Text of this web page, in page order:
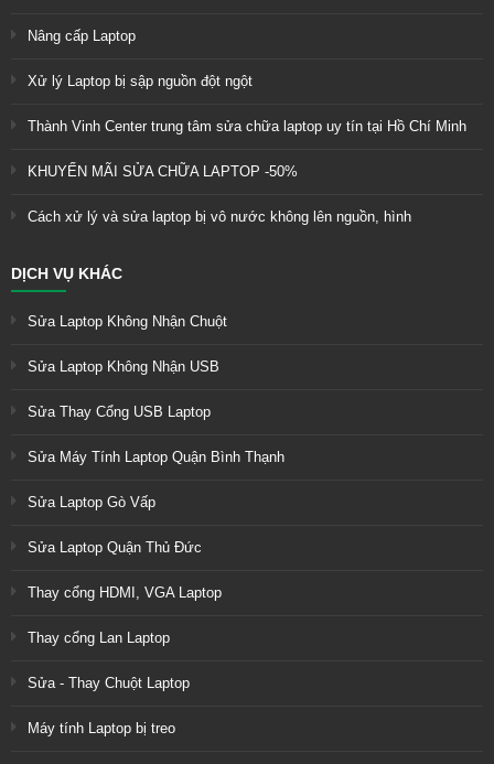
Nâng cấp Laptop
Xử lý Laptop bị sập nguồn đột ngột
Thành Vinh Center trung tâm sửa chữa laptop uy tín tại Hồ Chí Minh
KHUYẾN MÃI SỬA CHỮA LAPTOP -50%
Cách xử lý và sửa laptop bị vô nước không lên nguồn, hình
DỊCH VỤ KHÁC
Sửa Laptop Không Nhận Chuột
Sửa Laptop Không Nhận USB
Sửa Thay Cổng USB Laptop
Sửa Máy Tính Laptop Quận Bình Thạnh
Sửa Laptop Gò Vấp
Sửa Laptop Quận Thủ Đức
Thay cổng HDMI, VGA Laptop
Thay cổng Lan Laptop
Sửa - Thay Chuột Laptop
Máy tính Laptop bị treo